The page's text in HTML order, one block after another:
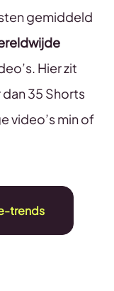
gemiddeld
Hier zit
dan 35 Shorts
video’s min of
trends